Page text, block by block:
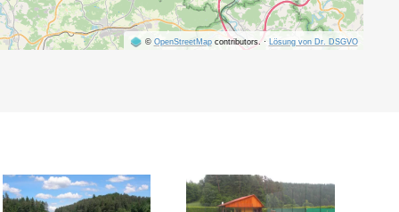
© OpenStreetMapcontributors. · Lösung von Dr. DSGVO